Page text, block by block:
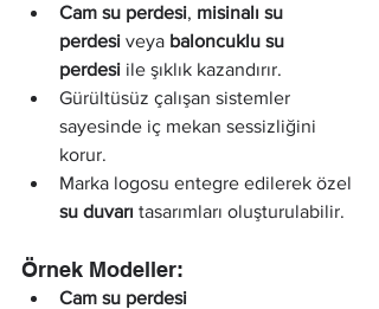
Cam su perdesi, misinalı su
perdesi veya baloncuklu su
perdesi ile şıklık kazandırır.
Gürültüsüz çalışan sistemler
sayesinde iç mekan sessizliğini
korur.
Marka logosu entegre edilerek özel
su duvarı tasarımları oluşturulabilir.
Örnek Modeller:
Cam su perdesi